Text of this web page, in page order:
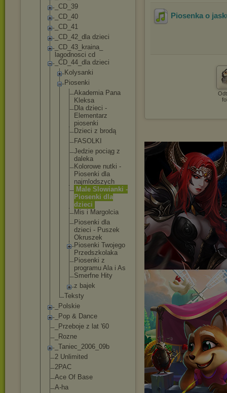
_CD_39
_CD_40
_CD_41
_CD_42_dla dzieci
_CD_43_kraina_
lagodnosci cd
_CD_44_dla dzieci
Kolysanki
Piosenki
Akademia Pana
Kleksa
Dla dzieci -
Elementarz
piosenki
Dzieci z brodą
FASOLKI
Jedzie pociąg z
daleka
Kolorowe nutki -
Piosenki dla
najmlodszych
Male Slowianki -
Piosenki dla
dzieci
Mis i Margolcia
Piosenki dla
dzieci - Puszek
Okruszek
Piosenki Twojego
Przedszkolaka
Piosenki z
programu Ala i As
Smerfne Hity
z bajek
Teksty
_Polskie
_Pop & Dance
_Przeboje z lat '60
_Rozne
_Taniec_2006_09b
2 Unlimited
2PAC
Ace Of Base
A-ha
Piosenka o